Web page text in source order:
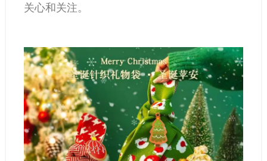
关心和关注。